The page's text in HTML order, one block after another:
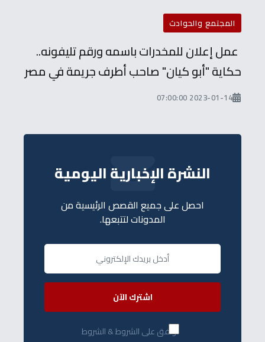
المجتمع والحوادث
عمل إعلان للمخدرات باسمه ورقم تليفونه..
حكاية "أبو كيان" صاحب أطرف جريمة في مصر
2023-01-14 07:00:00
النشرة الإخبارية اليومية
احصل على جميع القصص الرئيسية من
المدونات لتتبعها.
اشترك الآن
أوافق على الشروط & الشروط